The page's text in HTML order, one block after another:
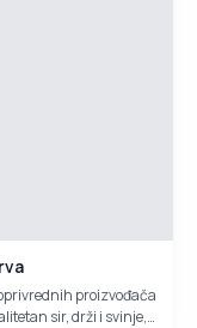
proizvođača
sir, drži i svinje,